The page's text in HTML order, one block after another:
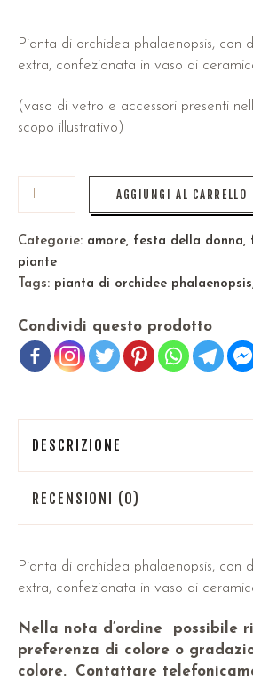
Pianta di orchidea phalaenopsis, con
extra, confezionata in vaso di
(vaso di vetro e accessori presenti
scopo illustrativo)
AGGIUNGI AL CARRELLO
Categorie: amore, festa della donna,
piante
Tags: pianta di orchidee phalaenopsis
Condividi questo prodotto
DESCRIZIONE
RECENSIONI (0)
Pianta di orchidea phalaenopsis, con
extra, confezionata in vaso di
Nella nota d’ordine possibile
preferenza di colore o
colore.
Contattare